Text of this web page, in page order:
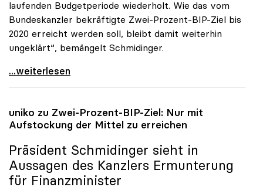
laufenden Budgetperiode wiederholt. Wie das vom
Bundeskanzler bekräftigte Zwei-Prozent-BIP-Ziel bis
2020 erreicht werden soll, bleibt damit weiterhin
ungeklärt“, bemängelt Schmidinger.
uniko zu Budgetrede: „Längerfristige Perspektive
...weiterlesen
uniko zu Zwei-Prozent-BIP-Ziel: Nur mit
Aufstockung der Mittel zu erreichen
Präsident Schmidinger sieht in
Aussagen des Kanzlers Ermunterung
für Finanzminister